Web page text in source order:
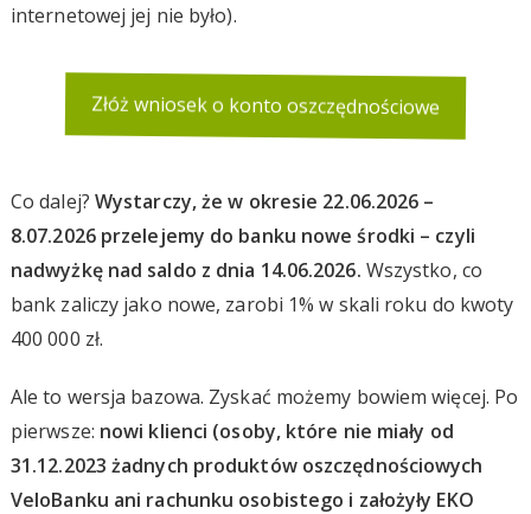
internetowej jej nie było).
Złóż wniosek o konto oszczędnościowe
Co dalej? Wystarczy, że w okresie 22.06.2026 –
8.07.2026 przelejemy do banku nowe środki – czyli
nadwyżkę nad saldo z dnia 14.06.2026. Wszystko, co
bank zaliczy jako nowe, zarobi 1% w skali roku do kwoty
400 000 zł.
Ale to wersja bazowa. Zyskać możemy bowiem więcej. Po
pierwsze: nowi klienci (osoby, które nie miały od
31.12.2023 żadnych produktów oszczędnościowych
VeloBanku ani rachunku osobistego i założyły EKO